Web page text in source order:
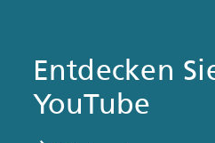
Entdecken
YouTube